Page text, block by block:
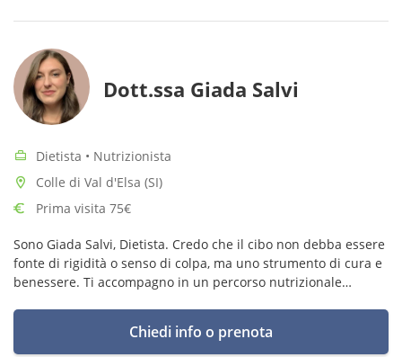
Dott.ssa Giada Salvi
Dietista • Nutrizionista
Colle di Val d'Elsa (SI)
Prima visita 75€
Sono Giada Salvi, Dietista. Credo che il cibo non debba essere
fonte di rigidità o senso di colpa, ma uno strumento di cura e
benessere. Ti accompagno in un percorso nutrizionale
Chiedi info o prenota